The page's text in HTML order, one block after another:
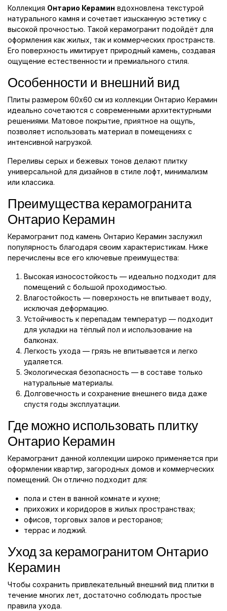
Коллекция Онтарио Керамин вдохновлена текстурой
натурального камня и сочетает изысканную эстетику с
высокой прочностью. Такой керамогранит подойдёт для
оформления как жилых, так и коммерческих пространств.
Его поверхность имитирует природный камень, создавая
ощущение естественности и премиального стиля.
Особенности и внешний вид
Плиты размером 60x60 см из коллекции Онтарио Керамин
идеально сочетаются с современными архитектурными
решениями. Матовое покрытие, приятное на ощупь,
позволяет использовать материал в помещениях с
интенсивной нагрузкой.
Переливы серых и бежевых тонов делают плитку
универсальной для дизайнов в стиле лофт, минимализм
или классика.
Преимущества керамогранита
Онтарио Керамин
Керамогранит под камень Онтарио Керамин заслужил
популярность благодаря своим характеристикам. Ниже
перечислены все его ключевые преимущества:
Высокая износостойкость — идеально подходит для
помещений с большой проходимостью.
Влагостойкость — поверхность не впитывает воду,
исключая деформацию.
Устойчивость к перепадам температур — подходит
для укладки на тёплый пол и использование на
балконах.
Легкость ухода — грязь не впитывается и легко
удаляется.
Экологическая безопасность — в составе только
натуральные материалы.
Долговечность и сохранение внешнего вида даже
спустя годы эксплуатации.
Где можно использовать плитку
Онтарио Керамин
Керамогранит данной коллекции широко применяется при
оформлении квартир, загородных домов и коммерческих
помещений. Он отлично подходит для:
пола и стен в ванной комнате и кухне;
прихожих и коридоров в жилых пространствах;
офисов, торговых залов и ресторанов;
террас и лоджий.
Уход за керамогранитом Онтарио
Керамин
Чтобы сохранить привлекательный внешний вид плитки в
течение многих лет, достаточно соблюдать простые
правила ухода.